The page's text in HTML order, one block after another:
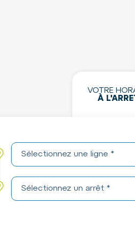
VOTRE
À
Choisissez votre ligne
Sélectionnez un arrêt